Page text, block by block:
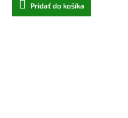
Pridať do košíka